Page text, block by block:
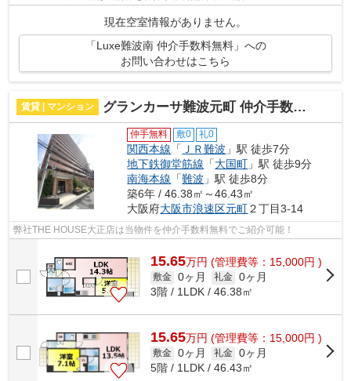
現在空室情報がありません。
「Luxe難波南 仲介手数料無料」への
お問い合わせはこちら
賃貸 | マンション グランカーサ難波元町 仲介手数料無料
仲手無料 敷0 礼0
関西本線 「 ＪＲ難波 」駅 徒歩7分
地下鉄御堂筋線 「大国町 」駅 徒歩9分
南海本線 「難波 」駅 徒歩8分
築6年 / 46.38㎡～46.43㎡
大阪府大阪市浪速区元町２丁目3-14
弊社THE HOUSE大正店は当物件を仲介手数料無料でご紹介可能！
15.65万円 (管理費等：15,000円 )
敷金 0ヶ月 礼金 0ヶ月
3階 / 1LDK / 46.38㎡
15.65万円 (管理費等：15,000円 )
敷金 0ヶ月 礼金 0ヶ月
5階 / 1LDK / 46.43㎡